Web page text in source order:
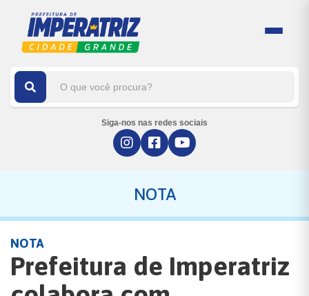
Siga-nos nas redes sociais
NOTA
NOTA
Prefeitura de Imperatriz